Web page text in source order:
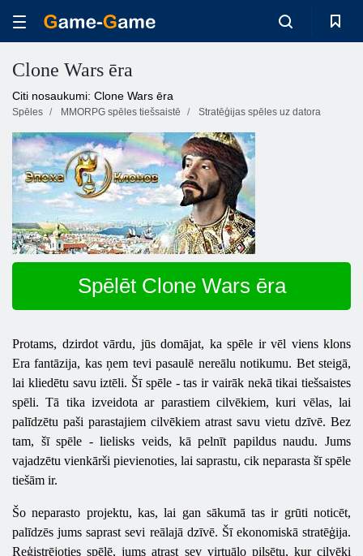
Clone Wars ēra
Citi nosaukumi: Clone Wars ēra
Spēles MMORPG spēles tiešsaistē Stratēģijas spēles uz datora
Spēlēt Clone Wars ēra
Protams, dzirdot vārdu, jūs domājat, ka spēle ir vēl viens klons
Era fantāzija, kas ņem tevi pasaulē nereālu notikumu. Bet steigā,
lai kliedētu savu iztēli. Šī spēle - tas ir vairāk nekā tikai tiešsaistes
spēli. Tā tika izveidota ar parastiem cilvēkiem, kuri vēlas, lai
palīdzētu paši parastajiem cilvēkiem atrast savu vietu dzīvē. Bez
tam, šī spēle - lielisks veids, kā pelnīt papildus naudu. Jums
vajadzētu vienkārši pievienoties, lai saprastu, cik neparasta šī spēle
tiešām ir.
Šo neparasto projektu, kas, lai gan sākumā tas ir grūti noticēt,
palīdzēs jums saprast sevi reālajā dzīvē. Šī ekonomiskā stratēģija.
Reģistrējoties spēlē, jums atrast sev virtuālo pilsētu, kur cilvēki